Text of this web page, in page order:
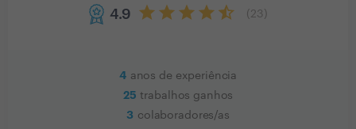
4.9 23
4 anos de experiência
25 trabalhos ganhos
3 colaboradores/as